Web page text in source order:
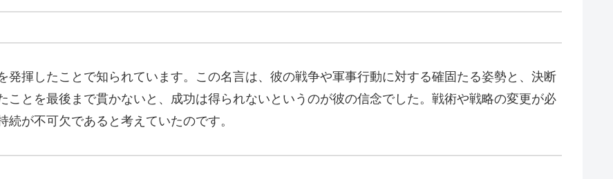
発揮したことで知られています。この名言は、彼の戦争や軍事行動に対する確固たる姿勢と、決断
ことを最後まで貫かないと、成功は得られないというのが彼の信念でした。戦術や戦略の変更が必
が不可欠であると考えていたのです。